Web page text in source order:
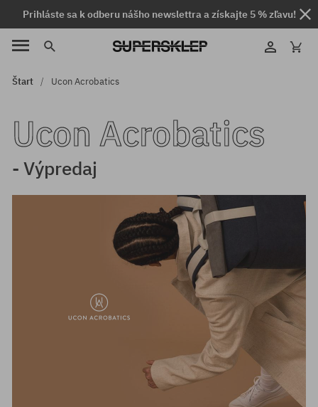
Prihláste sa k odberu nášho newslettra a získajte 5 % zľavu!
Štart Ucon Acrobatics
Ucon Acrobatics
- Výpredaj